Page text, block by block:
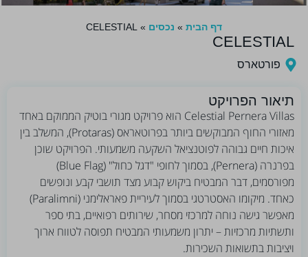
דף הבית»נכסים»
CELESTIAL
CELESTIAL
פורטארס
תיאור הפרויקט
Celestial Pernera Villas הוא פרויקט מגורי בוטיק הממוקם באחד
מאזורי החוף המבוקשים ביותר בפרוטאראס (Protaras), המשלב בין
איכות חיים גבוהה לפוטנציאל השקעה משמעותי. הפרויקט שוכן
בפרנרה (Pernera), בסמוך לחופי "דגל כחול" (Blue Flag)
מפורסמים, דבר המבטיח ביקוש קבוע מצד תושבי קבע ונופשים
כאחד. מיקומו האסטרטגי בסמוך לעיריית פאראלימני (Paralimni)
מאפשר גישה נוחה למרכזי מסחר, שירותים רפואיים, בתי ספר
ותשתיות מרכזיות – יתרון משמעותי המבטיח תפוסה לטווח ארוך
ויציבות בתשואות השכירות.